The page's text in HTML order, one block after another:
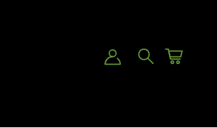
Cuentas
Buscar Carro